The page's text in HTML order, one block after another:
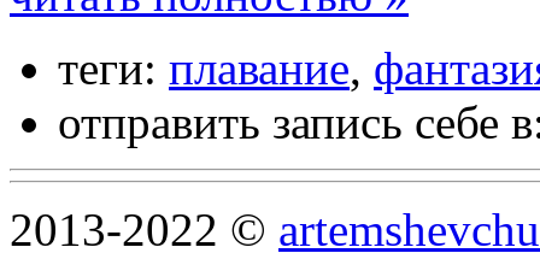
теги: плавание,
отправить запись себе
2013-2022 ©